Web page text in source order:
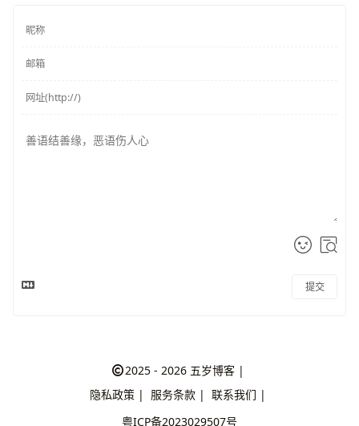
提交
2025 - 2026 五岁博客 |
隐私政策 | 服务条款 | 联系我们 |
粤ICP备2023029507号